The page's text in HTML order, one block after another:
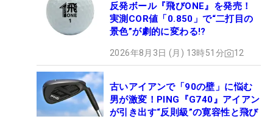
反発ボール『飛びONE』を発売！
実測COR値「0.850」で“二打目の
景色”が劇的に変わる!?
2026年8月3日 (月) 13時51分 12
古いアイアンで「90の壁」に悩む
男が激変！PING『G740』アイアン
が引き出す“反則級”の寛容性と飛び